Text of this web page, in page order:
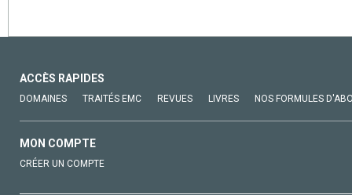
ACCÈS RAPIDES
DOMAINES TRAITÉS EMC REVUES LIVRES NOS FORMULES
MON COMPTE
CRÉER UN COMPTE